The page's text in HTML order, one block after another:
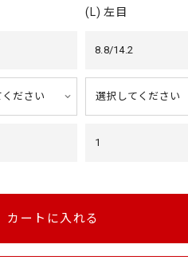
(L) 左目
8.8/14.2
1
カートに入れる